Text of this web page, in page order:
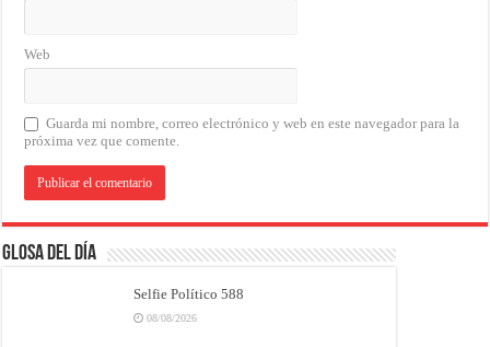
Web
Guarda mi nombre, correo electrónico y web en este navegador para la
próxima vez que comente.
Glosa del Día
Selfie Político 588
08/08/2026